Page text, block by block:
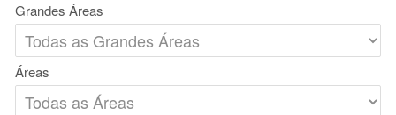
Grandes Áreas
Áreas